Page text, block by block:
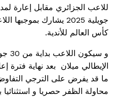
جويلية 2025 يشارك
كأس العالم للأندية.
و
الإيطالي ميلان بعد نهاية فترة
ما قد يفرض على الترجي
محاولة الظفر حصريا و